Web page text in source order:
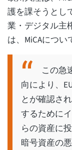
護を課そうとし
業・デジタル主
は、MiCAについ
この急
向により、
とが確認さ
するために
らの資産に
暗号資産の